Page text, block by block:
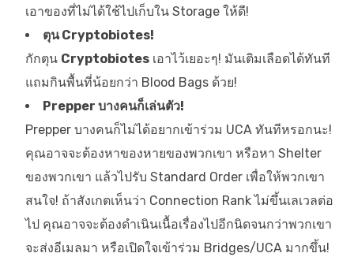
เอาของที่ไม่ได้ใช้ไปเก็บใน Storage ให้ดี!
ตุน Cryptobiotes!
กักตุน Cryptobiotes เอาไว้เยอะๆ! มันเติมเลือดได้ทันที
แถมกินพื้นที่น้อยกว่า Blood Bags ด้วย!
Prepper บางคนก็เล่นตัว!
Prepper บางคนก็ไม่ได้อยากเข้าร่วม UCA ทันทีหรอกนะ!
คุณอาจจะต้องหาของหายของพวกเขา หรือหา Shelter
ของพวกเขา แล้วไปรับ Standard Order เพื่อให้พวกเขา
สนใจ! ถ้าสังเกตเห็นว่า Connection Rank ไม่ขึ้นเลเวลต่อ
ไป คุณอาจจะต้องดำเนินเนื้อเรื่องไปอีกนิดจนกว่าพวกเขา
จะส่งอีเมลมา หรือเปิดใจเข้าร่วม Bridges/UCA มากขึ้น!